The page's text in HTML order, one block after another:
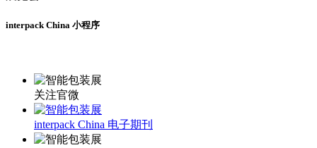
interpack China 小程序
关注官微
interpack China 电子期刊